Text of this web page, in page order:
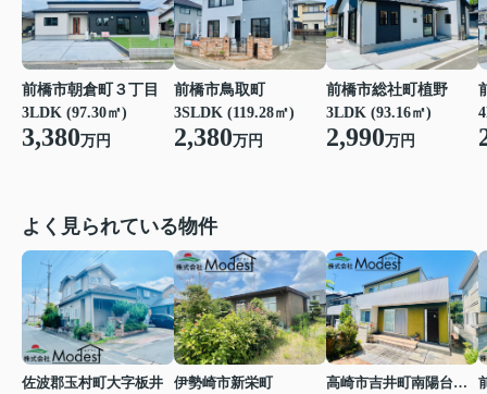
前橋市朝倉町３丁目
3LDK (97.30㎡)
3,380万円
前橋市鳥取町
3SLDK (119.28㎡)
2,380万円
前橋市総社町植野
3LDK (93.16㎡)
2,990万円
よく見られている物件
佐波郡玉村町大字板井
伊勢崎市新栄町
高崎市吉井町南陽台２丁目